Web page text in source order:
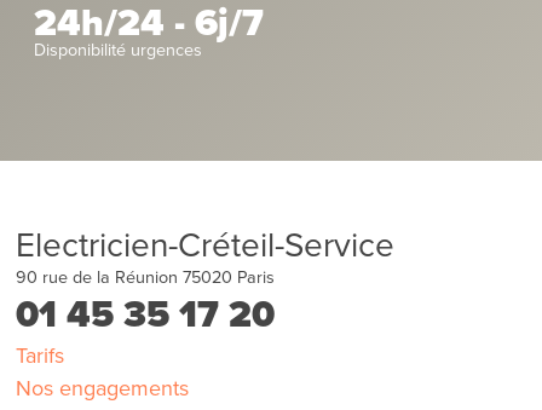
24h/24 - 6j/7
Disponibilité urgences
Electricien-Créteil-Service
90 rue de la Réunion 75020 Paris
01 45 35 17 20
Tarifs
Nos engagements